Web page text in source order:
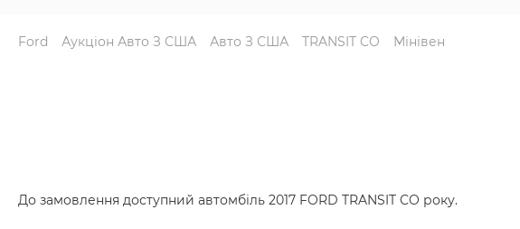
Ford Аукціон Авто З США Авто З США TRANSIT CO Мінівен
До замовлення доступний автомбіль 2017 FORD TRANSIT CO року.